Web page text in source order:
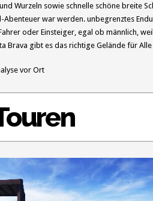
Wurzeln sowie schnelle schöne breite
war werden. unbegrenztes
oder Einsteiger, egal ob männlich,
Brava gibt es das richtige Gelände für
vor Ort